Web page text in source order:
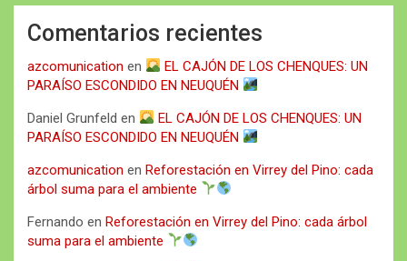
Comentarios recientes
azcomunication en
EL CAJÓN DE LOS CHENQUES: UN
PARAÍSO ESCONDIDO EN NEUQUÉN
Daniel Grunfeld en
EL CAJÓN DE LOS CHENQUES: UN
PARAÍSO ESCONDIDO EN NEUQUÉN
azcomunication en Reforestación en Virrey del Pino: cada
árbol suma para el ambiente
Fernando en Reforestación en Virrey del Pino: cada árbol
suma para el ambiente